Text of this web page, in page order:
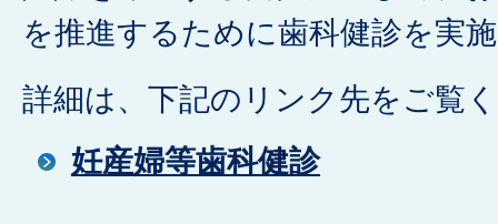
を推進するために歯科健診を実
詳細は、下記のリンク先をご覧
妊産婦等歯科健診